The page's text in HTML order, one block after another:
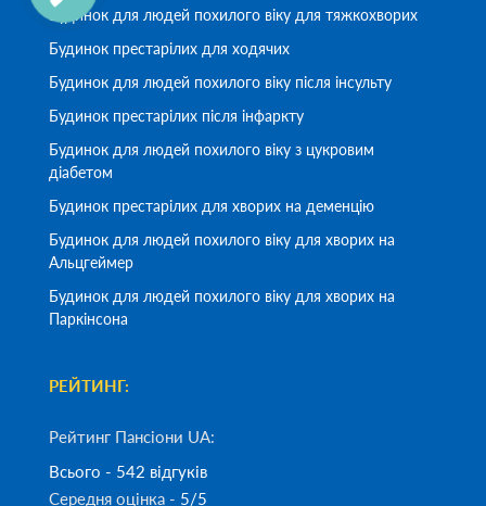
Будинок для людей похилого віку для тяжкохворих
Будинок престарілих для ходячих
Будинок для людей похилого віку після інсульту
Будинок престарілих після інфаркту
Будинок для людей похилого віку з цукровим
діабетом
Будинок престарілих для хворих на деменцію
Будинок для людей похилого віку для хворих на
Альцгеймер
Будинок для людей похилого віку для хворих на
Паркінсона
РЕЙТИНГ:
Рейтинг Пансіони UA:
Всього - 542 відгуків
Середня оцінка - 5/5